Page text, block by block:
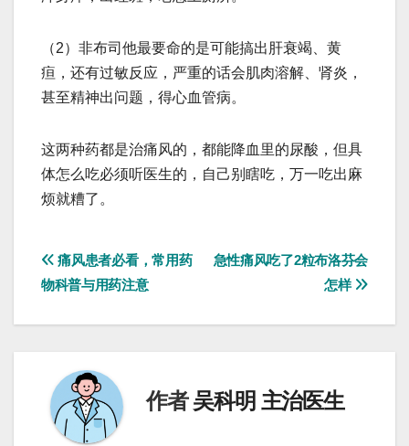
（2）非布司他最要命的是可能搞出肝衰竭、黄
疸，还有过敏反应，严重的话会肌肉溶解、肾炎，
甚至精神出问题，得心血管病。
这两种药都是治痛风的，都能降血里的尿酸，但具
体怎么吃必须听医生的，自己别瞎吃，万一吃出麻
烦就糟了。
文
章
航
急性痛风吃了2粒布洛芬会
怎样
痛风患者必看，常用药
物科普与用药注意
作者吴科明 主治医生